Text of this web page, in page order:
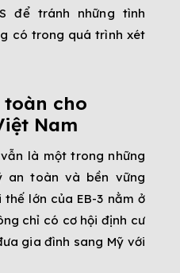
để tránh những tình
có trong quá trình xét
toàn cho
Nam
là một trong những
an toàn và bền vững
lớn của EB-3 nằm ở
chỉ có cơ hội định cư
gia đình sang Mỹ với